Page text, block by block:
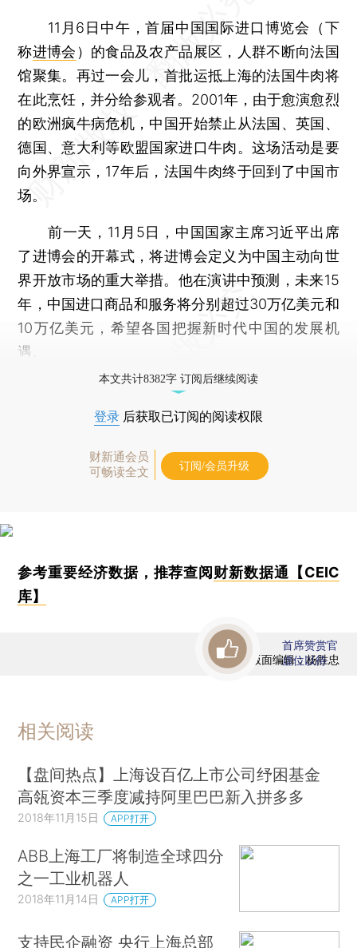
11月6日中午，首届中国国际进口博览会（下
称进博会 ）的食品及农产品展区，人群不断向法国
馆聚集。再过一会儿，首批运抵上海的法国牛肉将
在此烹饪，并分给参观者。2001年，由于愈演愈烈
的欧洲疯牛病危机，中国开始禁止从法国、英国、
德国、意大利等欧盟国家进口牛肉。这场活动是要
向外界宣示，17年后，法国牛肉终于回到了中国市
场。
前一天，11月5日，中国国家主席习近平出席
了进博会的开幕式，将进博会定义为中国主动向世
界开放市场的重大举措。他在演讲中预测，未来15
年，中国进口商品和服务将分别超过30万亿美元和
10万亿美元，希望各国把握新时代中国的发展机
遇。
本文共计8382字 订阅后继续阅读
登录 后获取已订阅的阅读权限
财新通会员
可畅读全文
订阅/会员升级
参考重要经济数据，推荐查阅 财新数据通【CEIC
库】
版面编辑：杨胜忠
首席赞赏官
虚位以待
相关阅读
【盘间热点】上海设百亿上市公司纾困基金
高瓴资本三季度减持阿里巴巴新入拼多多
2018年11月15日 APP打开
ABB上海工厂将制造全球四分
之一工业机器人
2018年11月14日 APP打开
支持民企融资 央行上海总部